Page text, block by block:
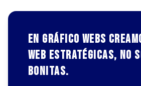
En Gráfico Webs
web estratégicas, no
bonitas.